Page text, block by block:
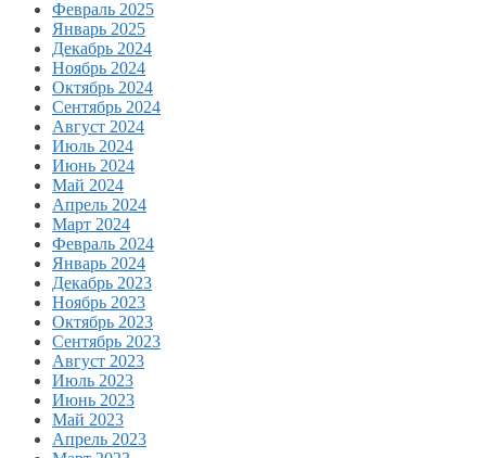
Февраль 2025
Январь 2025
Декабрь 2024
Ноябрь 2024
Октябрь 2024
Сентябрь 2024
Август 2024
Июль 2024
Июнь 2024
Май 2024
Апрель 2024
Март 2024
Февраль 2024
Январь 2024
Декабрь 2023
Ноябрь 2023
Октябрь 2023
Сентябрь 2023
Август 2023
Июль 2023
Июнь 2023
Май 2023
Апрель 2023